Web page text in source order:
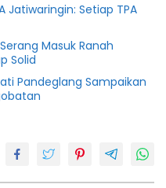
Jatiwaringin: Setiap TPA
Masuk Ranah
Solid
Pandeglang Sampaikan